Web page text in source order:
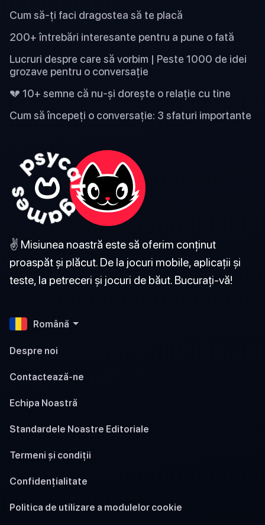
Cum să-ți faci dragostea să te placă
200+ întrebări interesante pentru a pune o fată
Lucruri despre care să vorbim | Peste 1000 de idei
grozave pentru o conversație
💔 10+ semne că nu-și dorește o relație cu tine
Cum să începeți o conversație: 3 sfaturi importante
✌️ Misiunea noastră este să oferim conținut
proaspăt și plăcut. De la jocuri mobile, aplicații și
teste, la petreceri și jocuri de băut. Bucurați-vă!
Română
Despre noi
Contactează-ne
Echipa Noastră
Standardele Noastre Editoriale
Termeni și condiții
Confidențialitate
Politica de utilizare a modulelor cookie